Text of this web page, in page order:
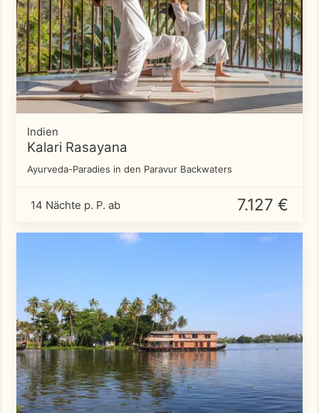
Indien
Kalari Rasayana
Ayurveda-Paradies in den Paravur Backwaters
14 Nächte p. P. ab 7.127 €